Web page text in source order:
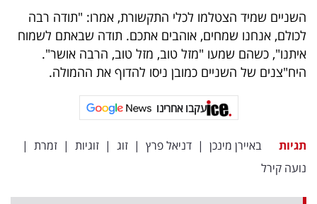
השניים שמיד הצטלמו לכלי התקשורת, אמרו: "תודה רבה
לכולם, אנחנו שמחים, אוהבים אתכם. תודה שבאתם לשמוח
איתנו", כשהם שמעו "מזל טוב, מזל טוב, הרבה אושר".
היח"צנים של השניים כמובן ניסו להדוף את ההמולה.
עקבו אחרינו
תגיות באיירן מינכן | דניאל פרץ | זוג | זוגיות | זמרת |
נועה קירל